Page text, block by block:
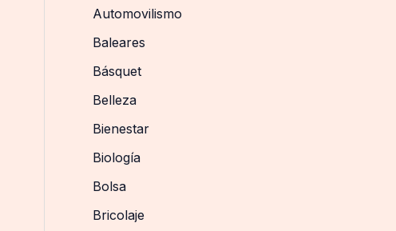
Automovilismo
Baleares
Básquet
Belleza
Bienestar
Biología
Bolsa
Bricolaje